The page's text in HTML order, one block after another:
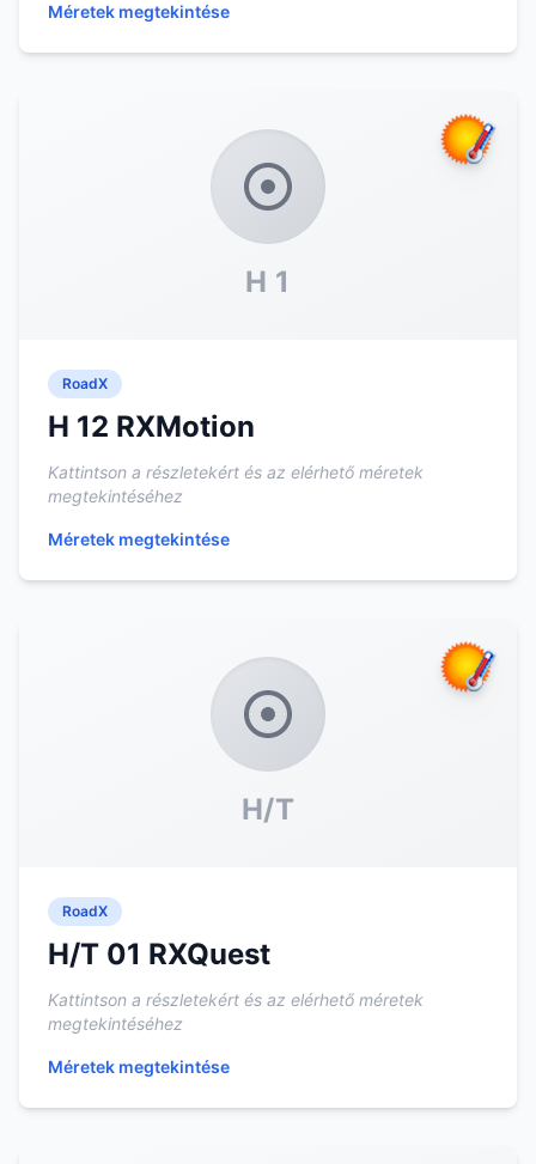
Méretek megtekintése
H 1
RoadX
H 12 RXMotion
Kattintson a részletekért és az elérhető méretek
megtekintéséhez
Méretek megtekintése
H/T
RoadX
H/T 01 RXQuest
Kattintson a részletekért és az elérhető méretek
megtekintéséhez
Méretek megtekintése